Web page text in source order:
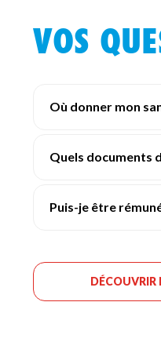
VOS
Où donner mon
Quels documents
Puis-je être
DÉCOUVRIR